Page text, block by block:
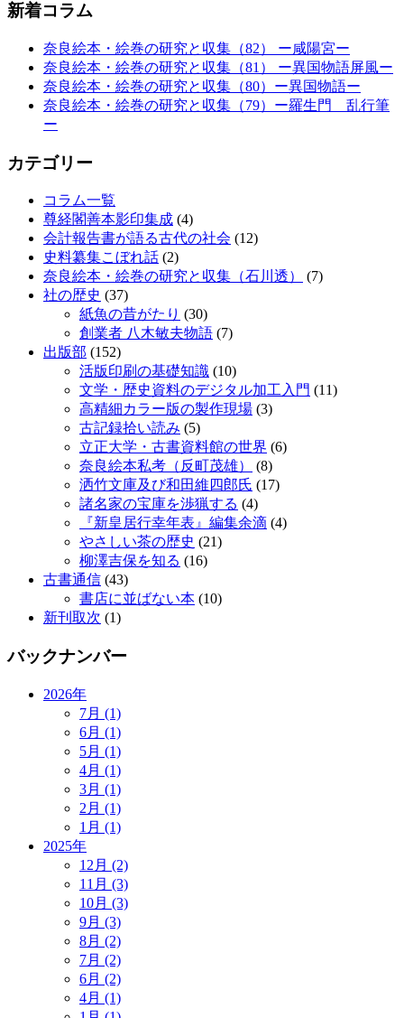
新着コラム
奈良絵本・絵巻の研究と収集（82） ー咸陽宮ー
奈良絵本・絵巻の研究と収集（81） ー異国物語屏風ー
奈良絵本・絵巻の研究と収集（80）ー異国物語ー
奈良絵本・絵巻の研究と収集（79）ー羅生門 乱行筆
ー
カテゴリー
コラム一覧
尊経閣善本影印集成 (4)
会計報告書が語る古代の社会 (12)
史料纂集こぼれ話 (2)
奈良絵本・絵巻の研究と収集（石川透）
(7)
社の歴史 (37)
紙魚の昔がたり (30)
創業者 八木敏夫物語 (7)
出版部 (152)
活版印刷の基礎知識 (10)
文学・歴史資料のデジタル加工入門 (11)
高精細カラー版の製作現場 (3)
古記録拾い読み (5)
立正大学・古書資料館の世界 (6)
奈良絵本私考（反町茂雄）
(8)
洒竹文庫及び和田維四郎氏 (17)
諸名家の宝庫を渉猟する (4)
『新皇居行幸年表』編集余滴 (4)
やさしい茶の歴史 (21)
柳澤吉保を知る (16)
古書通信 (43)
書店に並ばない本 (10)
新刊取次 (1)
バックナンバー
2026年
7月 (1)
6月 (1)
5月 (1)
4月 (1)
3月 (1)
2月 (1)
1月 (1)
2025年
12月 (2)
11月 (3)
10月 (3)
9月 (3)
8月 (2)
7月 (2)
6月 (2)
4月 (1)